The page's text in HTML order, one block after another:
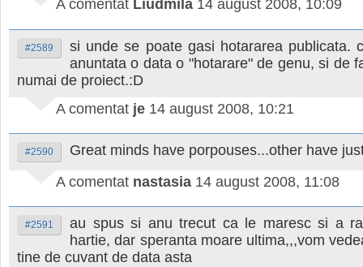
A comentat Liudmila 14 august 2008, 10:09
#2589
si unde se poate gasi hotararea publicata.
anuntata o data o "hotarare" de genu, si de
numai de proiect.:D
A comentat je 14 august 2008, 10:21
#2590
Great minds have porpouses...other have
A comentat nastasia 14 august 2008, 11:08
#2591
au spus si anu trecut ca le maresc si a
hartie, dar speranta moare ultima,,,vom
tine de cuvant de data asta